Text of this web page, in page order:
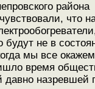
района
что
будут не в
мы все
время
давно назревшей